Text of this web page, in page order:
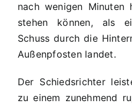
nach wenigen
stehen können, als
Schuss durch die
Außenpfosten landet.
Der Schiedsrichter
zu einem zunehmend